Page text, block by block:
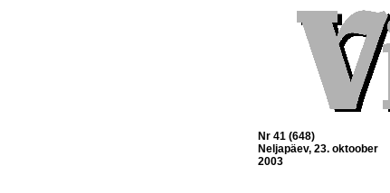
Nr 41 (648)
Neljapäev, 23. oktoober
2003